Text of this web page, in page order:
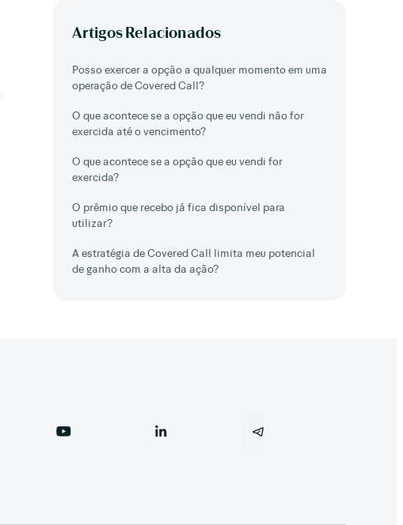
Artigos Relacionados
Posso exercer a opção a qualquer momento em uma
operação de Covered Call?
O que acontece se a opção que eu vendi não for
exercida até o vencimento?
O que acontece se a opção que eu vendi for
exercida?
O prêmio que recebo já fica disponível para
utilizar?
A estratégia de Covered Call limita meu potencial
de ganho com a alta da ação?